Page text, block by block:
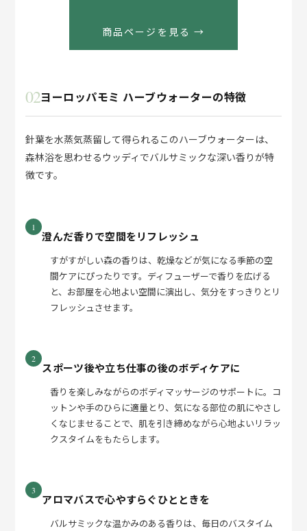
商品ページを見る →
02ヨーロッパモミ ハーブウォーターの特徴
針葉を水蒸気蒸留して得られるこのハーブウォーターは、
森林浴を思わせるウッディでバルサミックな深い香りが特
徴です。
1
澄んだ香りで空間をリフレッシュ
すがすがしい森の香りは、乾燥などが気になる季節の空
間ケアにぴったりです。ディフューザーで香りを広げる
と、お部屋を心地よい空間に演出し、気分をすっきりとリ
フレッシュさせます。
2
スポーツ後や立ち仕事の後のボディケアに
香りを楽しみながらのボディマッサージのサポートに。コ
ットンや手のひらに適量とり、気になる部位の肌にやさし
くなじませることで、肌を引き締めながら心地よいリラッ
クスタイムをもたらします。
3
アロマバスで心やすらぐひとときを
バルサミックな温かみのある香りは、毎日のバスタイム